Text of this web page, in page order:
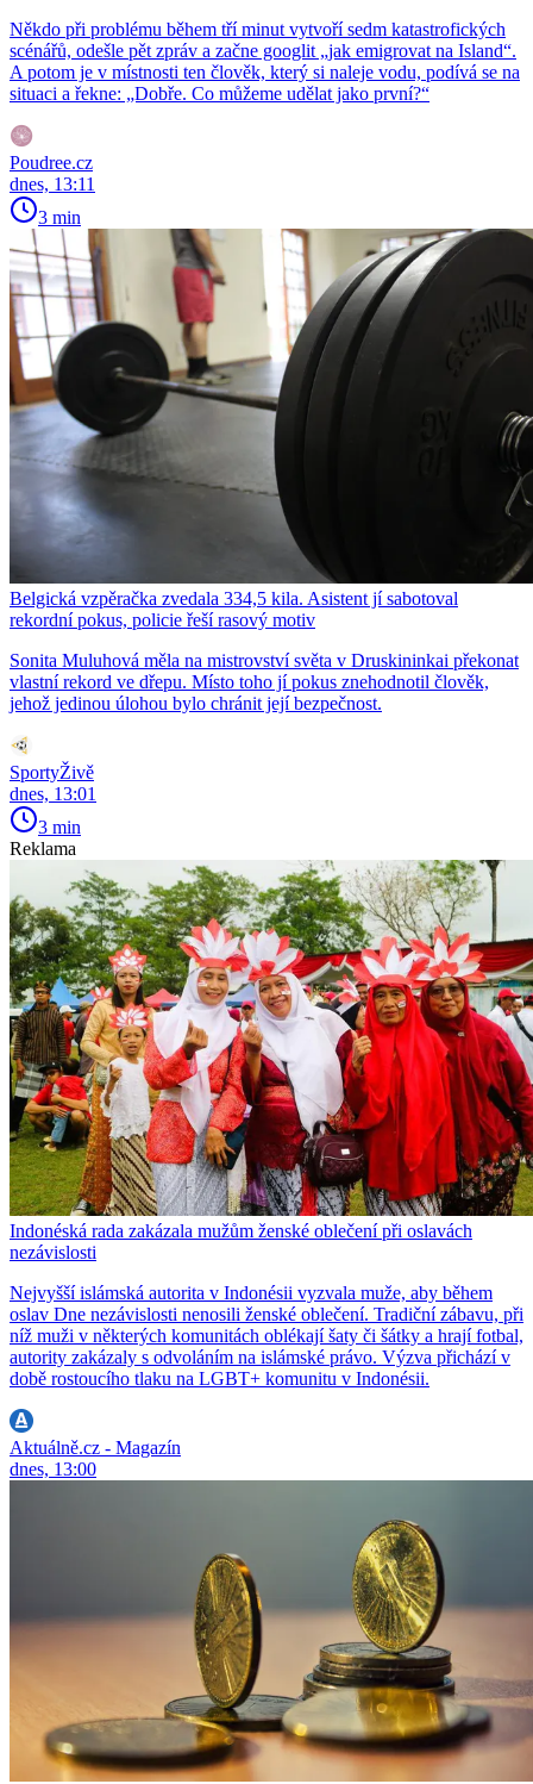
Někdo při problému během tří minut vytvoří sedm katastrofických
scénářů, odešle pět zpráv a začne googlit „jak emigrovat na Island“.
A potom je v místnosti ten člověk, který si naleje vodu, podívá se na
situaci a řekne: „Dobře. Co můžeme udělat jako první?“
Poudree.cz
dnes, 13:11
3 min
Belgická vzpěračka zvedala 334,5 kila. Asistent jí sabotoval
rekordní pokus, policie řeší rasový motiv
Sonita Muluhová měla na mistrovství světa v Druskininkai překonat
vlastní rekord ve dřepu. Místo toho jí pokus znehodnotil člověk,
jehož jedinou úlohou bylo chránit její bezpečnost.
SportyŽivě
dnes, 13:01
3 min
Reklama
Indonéská rada zakázala mužům ženské oblečení při oslavách
nezávislosti
Nejvyšší islámská autorita v Indonésii vyzvala muže, aby během
oslav Dne nezávislosti nenosili ženské oblečení. Tradiční zábavu, při
níž muži v některých komunitách oblékají šaty či šátky a hrají fotbal,
autority zakázaly s odvoláním na islámské právo. Výzva přichází v
době rostoucího tlaku na LGBT+ komunitu v Indonésii.
Aktuálně.cz - Magazín
dnes, 13:00